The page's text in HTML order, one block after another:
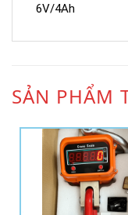
6V/4Ah
SẢN PHẨM